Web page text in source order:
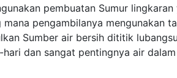
pembuatan Sumur
pengambilanya mengunakan
Sumber air bersih dititik
hari dan sangat pentingnya air